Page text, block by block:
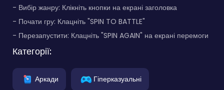
- Вибір жанру: Клікніть кнопки на екрані заголовка
- Почати гру: Клацніть "SPIN TO BATTLE"
- Перезапустити: Клацніть "SPIN AGAIN" на екрані перемоги
Категорії:
Аркади Гіперказуальні